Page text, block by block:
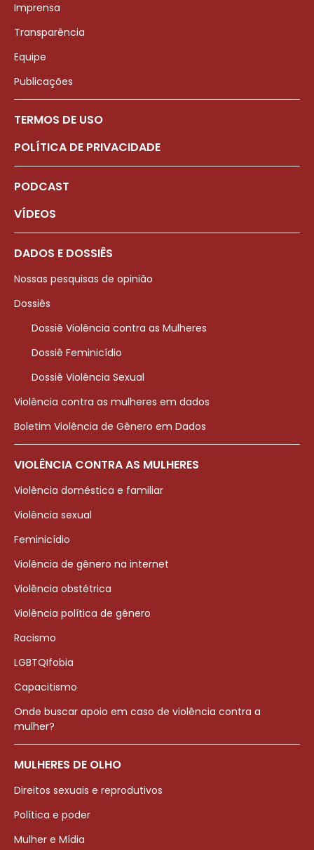
Imprensa
Transparência
Equipe
Publicações
TERMOS DE USO
POLÍTICA DE PRIVACIDADE
PODCAST
VÍDEOS
DADOS E DOSSIÊS
Nossas pesquisas de opinião
Dossiês
Dossiê Violência contra as Mulheres
Dossiê Feminicídio
Dossiê Violência Sexual
Violência contra as mulheres em dados
Boletim Violência de Gênero em Dados
VIOLÊNCIA CONTRA AS MULHERES
Violência doméstica e familiar
Violência sexual
Feminicídio
Violência de gênero na internet
Violência obstétrica
Violência política de gênero
Racismo
LGBTQIfobia
Capacitismo
Onde buscar apoio em caso de violência contra a
mulher?
MULHERES DE OLHO
Direitos sexuais e reprodutivos
Política e poder
Mulher e Mídia